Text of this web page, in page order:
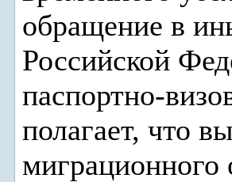
обращение в
Российской
паспортно-
полагает, что
миграционного